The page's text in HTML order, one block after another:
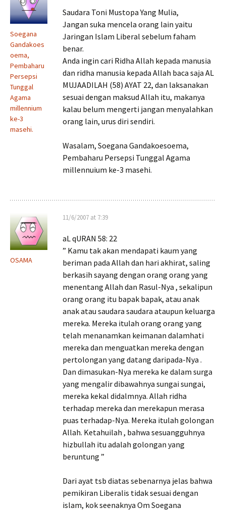
Soegana
Gandakoes
oema,
Pembaharu
Persepsi
Tunggal
Agama
millennium
ke-3
masehi.
Saudara Toni Mustopa Yang Mulia,
Jangan suka mencela orang lain yaitu
Jaringan Islam Liberal sebelum faham
benar.
Anda ingin cari Ridha Allah kepada manusia
dan ridha manusia kepada Allah baca saja AL
MUJAADILAH (58) AYAT 22, dan laksanakan
sesuai dengan maksud Allah itu, makanya
kalau belum mengerti jangan menyalahkan
orang lain, urus diri sendiri.
Wasalam, Soegana Gandakoesoema,
Pembaharu Persepsi Tunggal Agama
millennuium ke-3 masehi.
OSAMA
11/6/2007 at 7:39
aL qURAN 58: 22
” Kamu tak akan mendapati kaum yang
beriman pada Allah dan hari akhirat, saling
berkasih sayang dengan orang orang yang
menentang Allah dan Rasul-Nya , sekalipun
orang orang itu bapak bapak, atau anak
anak atau saudara saudara ataupun keluarga
mereka. Mereka itulah orang orang yang
telah menanamkan keimanan dalamhati
mereka dan menguatkan mereka dengan
pertolongan yang datang daripada-Nya .
Dan dimasukan-Nya mereka ke dalam surga
yang mengalir dibawahnya sungai sungai,
mereka kekal didalmnya. Allah ridha
terhadap mereka dan merekapun merasa
puas terhadap-Nya. Mereka itulah golongan
Allah. Ketahuilah , bahwa sesuangguhnya
hizbullah itu adalah golongan yang
beruntung ”
Dari ayat tsb diatas sebenarnya jelas bahwa
pemikiran Liberalis tidak sesuai dengan
islam, kok seenaknya Om Soegana